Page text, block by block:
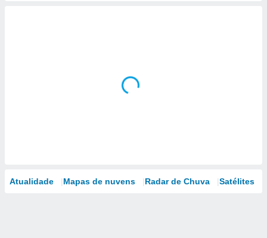
Atualidade Mapas de nuvens Radar de Chuva Satélites